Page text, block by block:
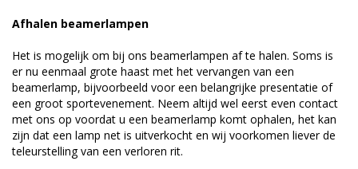
Afhalen beamerlampen
Het is mogelijk om bij ons beamerlampen af te halen. Soms is
er nu eenmaal grote haast met het vervangen van een
beamerlamp, bijvoorbeeld voor een belangrijke presentatie of
een groot sportevenement. Neem altijd wel eerst even contact
met ons op voordat u een beamerlamp komt ophalen, het kan
zijn dat een lamp net is uitverkocht en wij voorkomen liever de
teleurstelling van een verloren rit.